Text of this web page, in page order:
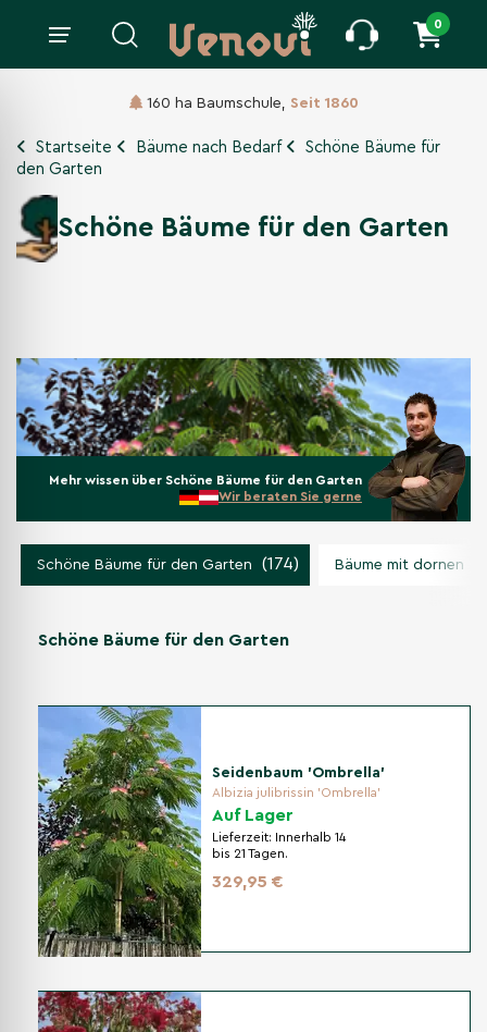
0
160 ha Baumschule, Seit 1860
Startseite Bäume nach Bedarf
Schöne Bäume für
den Garten
Schöne Bäume für den Garten
Mehr wissen über Schöne Bäume für den Garten
Wir beraten Sie gerne
Bäume mit dornen
Schöne Bäume für den Garten (174)
Schöne Bäume für den Garten
Seidenbaum 'Ombrella'
Albizia julibrissin 'Ombrella'
Auf Lager
Lieferzeit:
Innerhalb 14
bis 21 Tagen.
329,95 €